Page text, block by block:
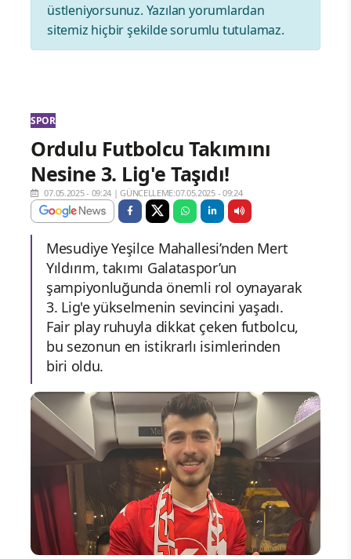
üstleniyorsunuz. Yazılan yorumlardan
sitemiz hiçbir şekilde sorumlu tutulamaz.
SPOR
Ordulu Futbolcu Takımını
Nesine 3. Lig'e Taşıdı!
07.05.2025 - 09:24 |GÜNCELLEME:07.05.2025 - 09:24
Mesudiye Yeşilce Mahallesi’nden Mert
Yıldırım, takımı Galataspor’un
şampiyonluğunda önemli rol oynayarak
3. Lig'e yükselmenin sevincini yaşadı.
Fair play ruhuyla dikkat çeken futbolcu,
bu sezonun en istikrarlı isimlerinden
biri oldu.